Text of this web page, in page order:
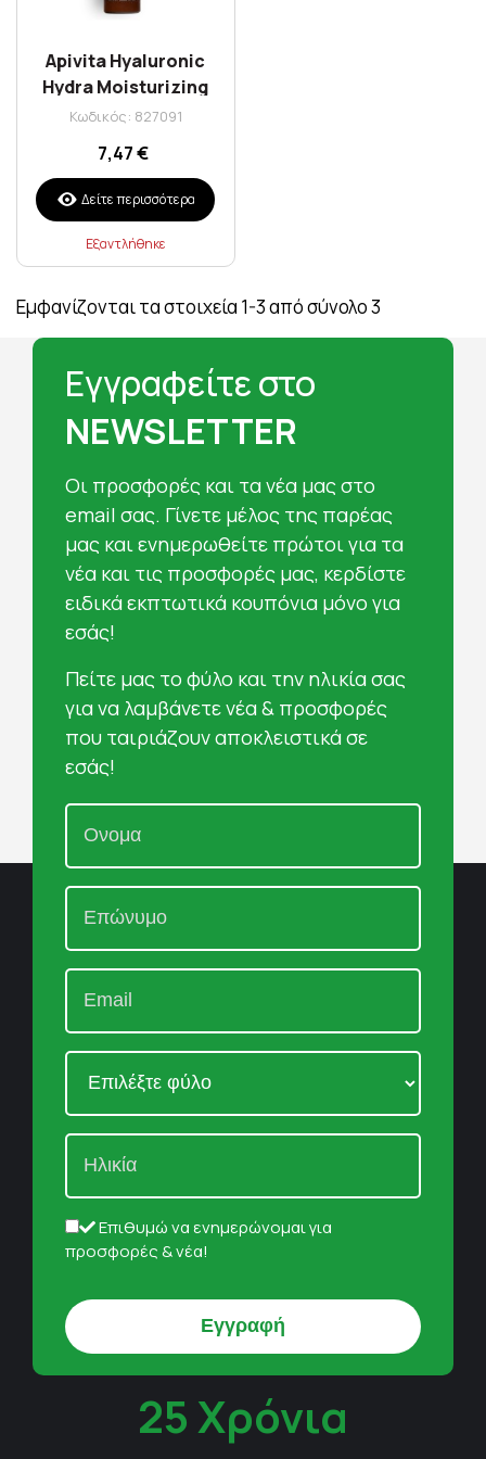
Apivita Hyaluronic
Hydra Moisturizing
Leave In Conditioner
Κωδικός: 827091
7,47 €
Δείτε περισσότερα
Εξαντλήθηκε
Εμφανίζονται τα στοιχεία 1-3 από σύνολο 3
Εγγραφείτε στο
NEWSLETTER
Oι προσφορές και τα νέα μας στο
email σας. Γίνετε μέλος της παρέας
μας και ενημερωθείτε πρώτοι για τα
νέα και τις προσφορές μας, κερδίστε
ειδικά εκπτωτικά κουπόνια μόνο για
εσάς!
Πείτε μας το φύλο και την ηλικία σας
για να λαμβάνετε νέα & προσφορές
που ταιριάζουν αποκλειστικά σε
εσάς!
Επιθυμώ να ενημερώνομαι για
προσφορές & νέα!
25 Χρόνια